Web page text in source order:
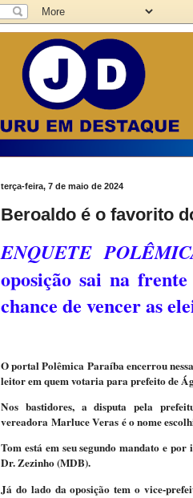
terça-feira, 7 de maio de 2024
Beroaldo é o favorito
ENQUETE
oposição sai na
chance de vencer as
O portal Polêmica Paraíba encerrou
leitor em quem votaria para prefeito de
Nos bastidores, a disputa pela
vereadora Marluce Veras é o nome
Tom está em seu segundo mandato e
Dr. Zezinho (MDB).
Já do lado da oposição tem o vice-